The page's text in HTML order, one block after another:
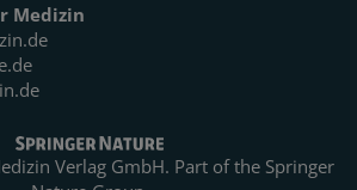
Medizin
Verlag GmbH. Part of the Springer